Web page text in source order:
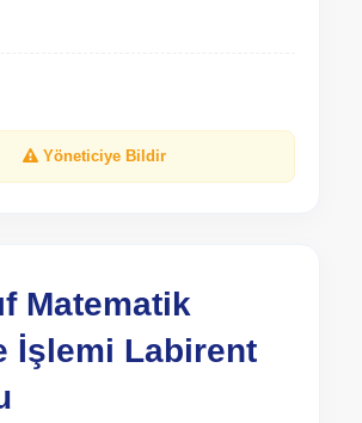
Yöneticiye Bildir
Matematik
İşlemi Labirent